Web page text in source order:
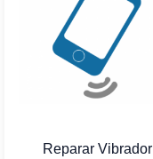
Reparar Vibrador